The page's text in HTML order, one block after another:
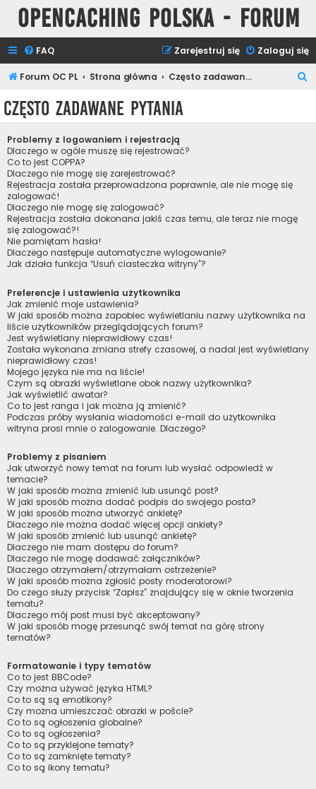
Opencaching Polska - Forum
FAQ Zaloguj się
Zarejestruj się
Forum OC PL Strona główna Często zadawane pytania
Często zadawane pytania
Problemy z logowaniem i rejestracją
Dlaczego w ogóle muszę się rejestrować?
Co to jest COPPA?
Dlaczego nie mogę się zarejestrować?
Rejestracja została przeprowadzona poprawnie, ale nie mogę się
zalogować!
Dlaczego nie mogę się zalogować?
Rejestracja została dokonana jakiś czas temu, ale teraz nie mogę
się zalogować?!
Nie pamiętam hasła!
Dlaczego następuje automatyczne wylogowanie?
Jak działa funkcja “Usuń ciasteczka witryny”?
Preferencje i ustawienia użytkownika
Jak zmienić moje ustawienia?
W jaki sposób można zapobiec wyświetlaniu nazwy użytkownika na
liście użytkowników przeglądających forum?
Jest wyświetlany nieprawidłowy czas!
Została wykonana zmiana strefy czasowej, a nadal jest wyświetlany
nieprawidłowy czas!
Mojego języka nie ma na liście!
Czym są obrazki wyświetlane obok nazwy użytkownika?
Jak wyświetlić awatar?
Co to jest ranga i jak można ją zmienić?
Podczas próby wysłania wiadomości e-mail do użytkownika
witryna prosi mnie o zalogowanie. Dlaczego?
Problemy z pisaniem
Jak utworzyć nowy temat na forum lub wysłać odpowiedź w
temacie?
W jaki sposób można zmienić lub usunąć post?
W jaki sposób można dodać podpis do swojego posta?
W jaki sposób można utworzyć ankietę?
Dlaczego nie można dodać więcej opcji ankiety?
W jaki sposób zmienić lub usunąć ankietę?
Dlaczego nie mam dostępu do forum?
Dlaczego nie mogę dodawać załączników?
Dlaczego otrzymałem/otrzymałam ostrzeżenie?
W jaki sposób można zgłosić posty moderatorowi?
Do czego służy przycisk “Zapisz” znajdujący się w oknie tworzenia
tematu?
Dlaczego mój post musi być akceptowany?
W jaki sposób mogę przesunąć swój temat na górę strony
tematów?
Formatowanie i typy tematów
Co to jest BBCode?
Czy można używać języka HTML?
Co to są są emotikony?
Czy można umieszczać obrazki w poście?
Co to są ogłoszenia globalne?
Co to są ogłoszenia?
Co to są przyklejone tematy?
Co to są zamknięte tematy?
Co to są ikony tematu?